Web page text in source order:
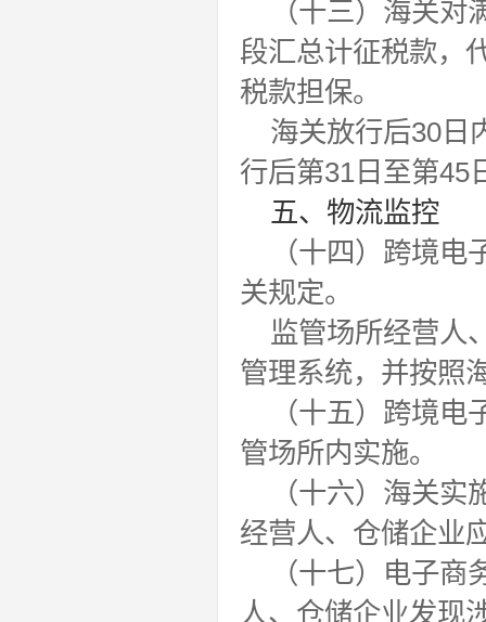
（十三）海关
段汇总计征税款，
税款担保。
海关放行后30日
行后第31日至第45
五、物流监控
（十四）跨境
关规定。
监管场所经营人
管理系统，并按照
（十五）跨境
管场所内实施。
（十六）海关
经营人、仓储企业
（十七）电子
人、仓储企业发现